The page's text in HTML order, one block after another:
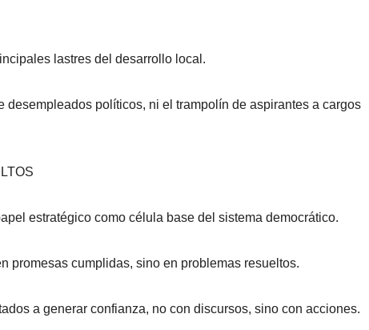
lastres del desarrollo local.
políticos, ni el trampolín de aspirantes a cargos
estratégico como célula base del sistema democrático.
promesas cumplidas, sino en problemas resueltos.
a generar confianza, no con discursos, sino con acciones.